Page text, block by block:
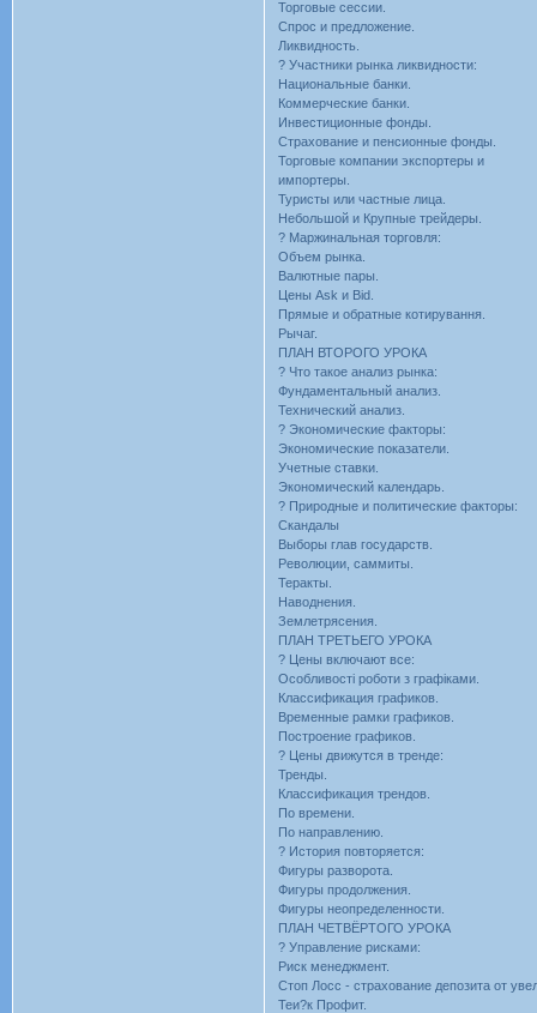
Торговые сессии.
Спрос и предложение.
Ликвидность.
? Участники рынка ликвидности:
Национальные банки.
Коммерческие банки.
Инвестиционные фонды.
Страхование и пенсионные фонды.
Торговые компании экспортеры и
импортеры.
Туристы или частные лица.
Небольшой и Крупные трейдеры.
? Маржинальная торговля:
Объем рынка.
Валютные пары.
Цены Ask и Bid.
Прямые и обратные котирування.
Рычаг.
ПЛАН ВТОРОГО УРОКА
? Что такое анализ рынка:
Фундаментальный анализ.
Технический анализ.
? Экономические факторы:
Экономические показатели.
Учетные ставки.
Экономический календарь.
? Природные и политические факторы:
Скандалы
Выборы глав государств.
Революции, саммиты.
Теракты.
Наводнения.
Землетрясения.
ПЛАН ТРЕТЬЕГО УРОКА
? Цены включают все:
Особливості роботи з графіками.
Классификация графиков.
Временные рамки графиков.
Построение графиков.
? Цены движутся в тренде:
Тренды.
Классификация трендов.
По времени.
По направлению.
? История повторяется:
Фигуры разворота.
Фигуры продолжения.
Фигуры неопределенности.
ПЛАН ЧЕТВЁРТОГО УРОКА
? Управление рисками:
Риск менеджмент.
Стоп Лосс - страхование депозита от
Теи?к Профит.